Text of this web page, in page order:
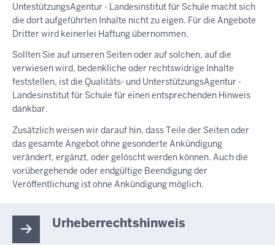
UntestützungsAgentur - Landesinstitut für Schule macht sich
die dort aufgeführten Inhalte nicht zu eigen. Für die Angebote
Dritter wird keinerlei Haftung übernommen.
Sollten Sie auf unseren Seiten oder auf solchen, auf die
verwiesen wird, bedenkliche oder rechtswidrige Inhalte
feststellen, ist die Qualitäts- und UnterstützungsAgentur -
Landesinstitut für Schule für einen entsprechenden Hinweis
dankbar.
Zusätzlich weisen wir darauf hin, dass Teile der Seiten oder
das gesamte Angebot ohne gesonderte Ankündigung
verändert, ergänzt, oder gelöscht werden können. Auch die
vorübergehende oder endgültige Beendigung der
Veröffentlichung ist ohne Ankündigung möglich.
Urheberrechtshinweis